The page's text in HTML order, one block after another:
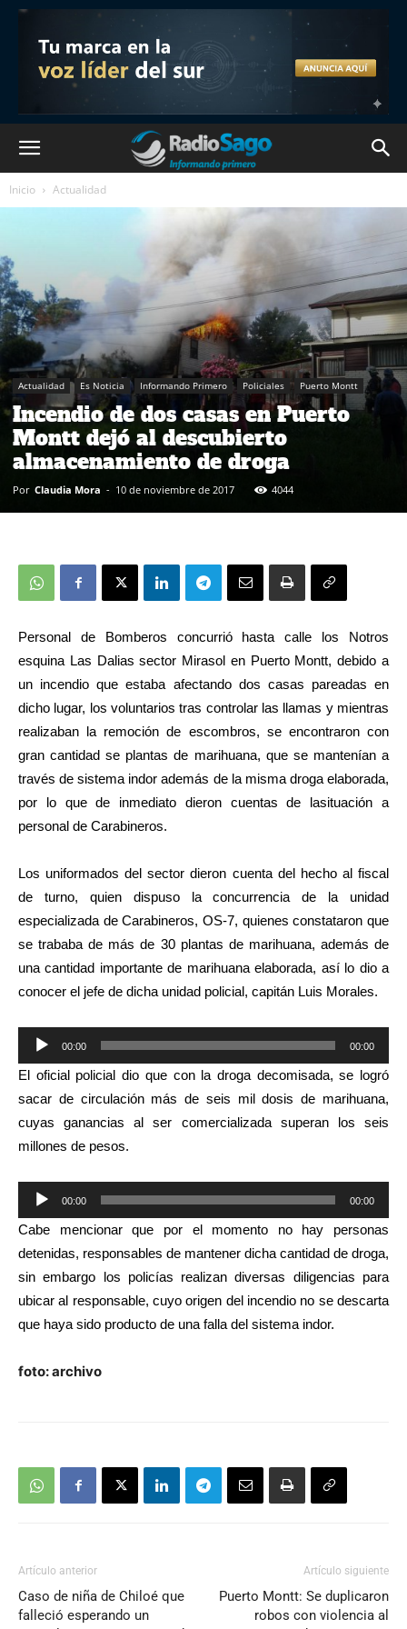
Inicio Actualidad
Actualidad Es Noticia Informando Primero Policiales Puerto Montt
Incendio de dos casas en Puerto
Montt dejó al descubierto
almacenamiento de droga
Por Claudia Mora - 10 de noviembre de 2017 4044
Personal de Bomberos concurrió hasta calle los Notros
esquina Las Dalias sector Mirasol en Puerto Montt, debido a
un incendio que estaba afectando dos casas pareadas en
dicho lugar, los voluntarios tras controlar las llamas y mientras
realizaban la remoción de escombros, se encontraron con
gran cantidad se plantas de marihuana, que se mantenían a
través de sistema indor además de la misma droga elaborada,
por lo que de inmediato dieron cuentas de lasituación a
personal de Carabineros.
Los uniformados del sector dieron cuenta del hecho al fiscal
de turno, quien dispuso la concurrencia de la unidad
especializada de Carabineros, OS-7, quienes constataron que
se trababa de más de 30 plantas de marihuana, además de
una cantidad importante de marihuana elaborada, así lo dio a
conocer el jefe de dicha unidad policial, capitán Luis Morales.
Reproductor
de
audio
00:00 00:00
El oficial policial dio que con la droga decomisada, se logró
sacar de circulación más de seis mil dosis de marihuana,
cuyas ganancias al ser comercializada superan los seis
millones de pesos.
Reproductor
de
audio
00:00 00:00
Cabe mencionar que por el momento no hay personas
detenidas, responsables de mantener dicha cantidad de droga,
sin embargo los policías realizan diversas diligencias para
ubicar al responsable, cuyo origen del incendio no se descarta
que haya sido producto de una falla del sistema indor.
foto: archivo
Artículo anterior
Caso de niña de Chiloé que
falleció esperando un
Artículo siguiente
Puerto Montt: Se duplicaron
robos con violencia al